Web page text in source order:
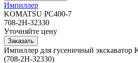
Импиллер
KOMATSU PC400-7
708-2H-32330
Уточняйте цену
Импиллер для гусеничный экскаватор
(708-2H-32330)